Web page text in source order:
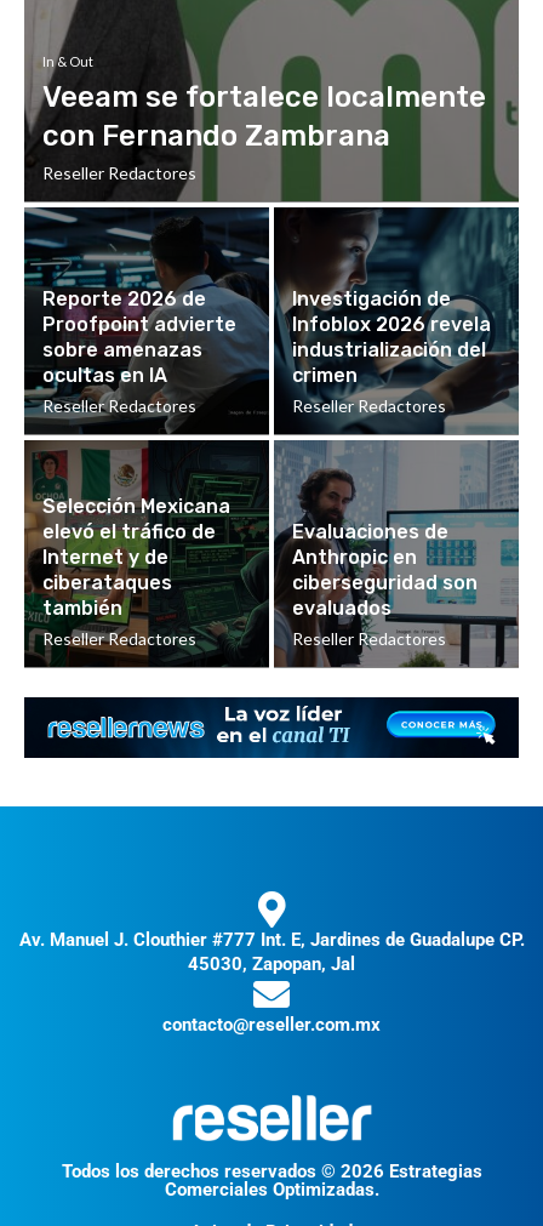
In & Out
Veeam se fortalece localmente
con Fernando Zambrana
Reseller Redactores
Reporte 2026 de
Proofpoint advierte
sobre amenazas
ocultas en IA
Reseller Redactores
Investigación de
Infoblox 2026 revela
industrialización del
crimen
Reseller Redactores
Selección Mexicana
elevó el tráfico de
Internet y de
ciberataques
también
Reseller Redactores
Evaluaciones de
Anthropic en
ciberseguridad son
evaluados
Reseller Redactores
Av. Manuel J. Clouthier #777 Int. E, Jardines de Guadalupe CP.
45030, Zapopan, Jal
contacto@reseller.com.mx
Todos los derechos reservados © 2026 Estrategias
Comerciales Optimizadas.